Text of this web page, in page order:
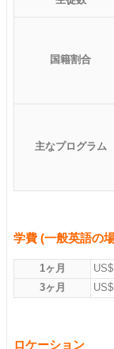
国籍割合
主なプログラム
学費 (一般英語の
1ヶ月
3ヶ月
ロケーション